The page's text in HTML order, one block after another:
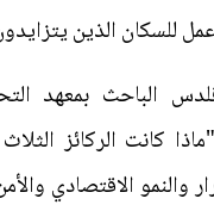
للسكان الذين
الباحث بمعهد
كانت الركائز
والنمو الاقتصادي